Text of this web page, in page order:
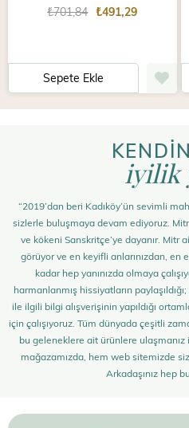
₺491,29
₺701,84
Sepete Ekle
iyilik
“2019’dan beri Kadıköy’ün sevimli
sizlerle buluşmaya devam ediyoruz.
ve kökeni Sanskritçe’ye dayanır. Mitr
görüyor ve en keyifli anlarınızdan,
kadar hep yanınızda olmaya
harmanlanmış hissiyatların
ile ilgili bilgi alışverişinin yapıldığı
için çalışıyoruz. Tüm dünyada çeşitli
bu geleneklere ait ürünlere
mağazamızda, hem web sitemizde
Arkadaşınız hep